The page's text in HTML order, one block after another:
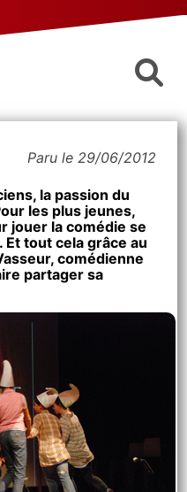
Paru le 29/06/2012
la passion du
les plus jeunes,
jouer la comédie se
tout cela grâce au
comédienne
partager sa